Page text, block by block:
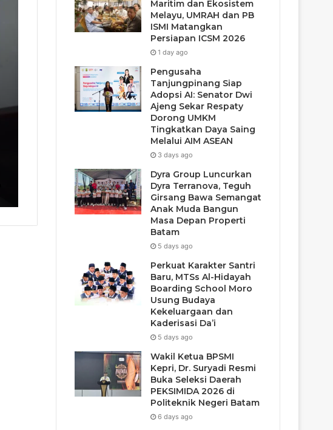
Maritim dan Ekosistem
Melayu, UMRAH dan PB
ISMI Matangkan
Persiapan ICSM 2026
1 day ago
Pengusaha
Tanjungpinang Siap
Adopsi AI: Senator Dwi
Ajeng Sekar Respaty
Dorong UMKM
Tingkatkan Daya Saing
Melalui AIM ASEAN
3 days ago
Dyra Group Luncurkan
Dyra Terranova, Teguh
Girsang Bawa Semangat
Anak Muda Bangun
Masa Depan Properti
Batam
5 days ago
Perkuat Karakter Santri
Baru, MTSs Al-Hidayah
Boarding School Moro
Usung Budaya
Kekeluargaan dan
Kaderisasi Da’i
5 days ago
Wakil Ketua BPSMI
Kepri, Dr. Suryadi Resmi
Buka Seleksi Daerah
PEKSIMIDA 2026 di
Politeknik Negeri Batam
6 days ago